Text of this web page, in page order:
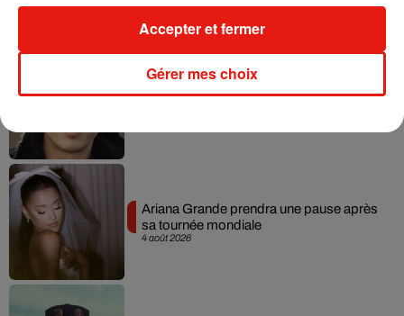
4 août 2026
Ariana Grande prendra une pause après
sa tournée mondiale
Gérer mes choix
Accepter et fermer